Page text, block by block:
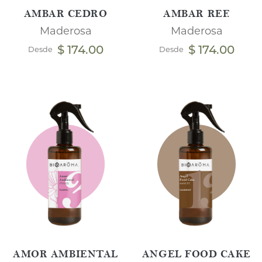
AMBAR CEDRO
Maderosa
Desde $ 174.00
AMBAR REF.
Maderosa
Desde $ 174.00
AMOR AMBIENTAL ANGEL FOOD CAKE